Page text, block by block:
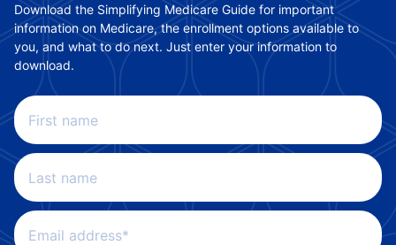
Download the Simplifying Medicare Guide for important
information on Medicare, the enrollment options available to
you, and what to do next. Just enter your information to
download.
First name
Last name
Email address*